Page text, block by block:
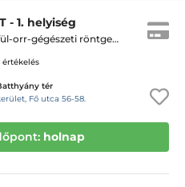
- 1. helyiség
Fogászati és fül-orr-gégészeti röntgen, cbct készítése
értékelés
tér
Fő utca 56-58.
holnap